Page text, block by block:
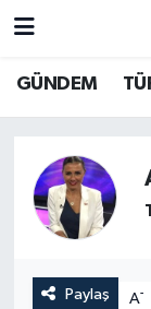
GÜNDEM
Paylaş A-